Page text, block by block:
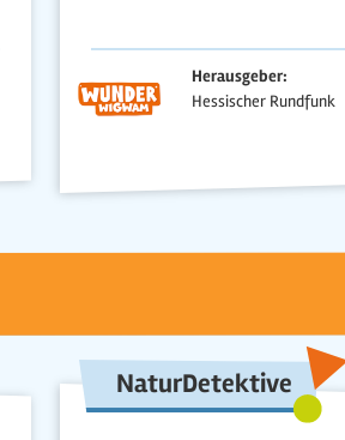
Herausgeber:
Hessischer Rundfunk
NaturDetektive